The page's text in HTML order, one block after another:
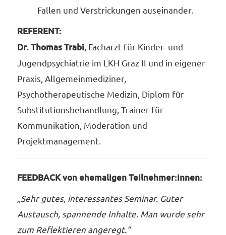
Fallen und Verstrickungen auseinander.
REFERENT:
Dr. Thomas Trabi , Facharzt für Kinder- und
Jugendpsychiatrie im LKH Graz II und in eigener
Praxis, Allgemeinmediziner,
Psychotherapeutische Medizin, Diplom für
Substitutionsbehandlung, Trainer für
Kommunikation, Moderation und
Projektmanagement.
FEEDBACK von ehemaligen Teilnehmer:innen:
„Sehr gutes, interessantes Seminar. Guter
Austausch, spannende Inhalte. Man wurde sehr
zum Reflektieren angeregt.“